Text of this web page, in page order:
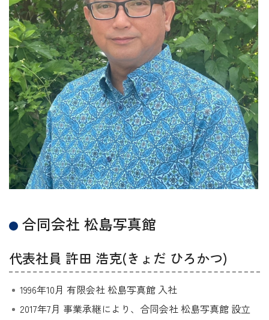
合同会社 松島写真館
代表社員 許田 浩克(きょだ ひろかつ)
1996年10月 有限会社 松島写真館 入社
2017年7月 事業承継により、合同会社 松島写真館 設立